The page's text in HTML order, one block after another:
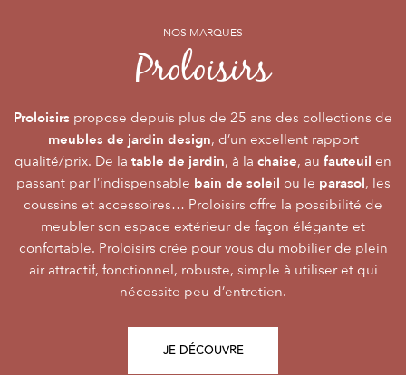
NOS MARQUES
Proloisirs
Proloisirs propose depuis plus de 25 ans des collections de
meubles de jardin design, d’un excellent rapport
qualité/prix. De la table de jardin, à la chaise, au fauteuil en
passant par l’indispensable bain de soleil ou le parasol, les
coussins et accessoires… Proloisirs offre la possibilité de
meubler son espace extérieur de façon élégante et
confortable. Proloisirs crée pour vous du mobilier de plein
air attractif, fonctionnel, robuste, simple à utiliser et qui
nécessite peu d’entretien.
JE DÉCOUVRE
NOS MARQUES
Océoby PROLOISIRS
Océocrée dumobilier Premium, pour vivre l’extérieur avec
raffinement et participer de façon inoubliable aux grandes
émotions de la vie. Le mobilier Océo, de par la qualité de
ses différents matériaux et de sa fabrication, se joue des
frontières d’usage. Voir sonextérieurcomme une pièce à
part entière nécessite du style et le soin des détails.
L’illustration Océo passe par la qualité desplateaux
Trespa® qui équipent en exclusivité de nombreusestables
de jardinpour un plaisir d’usage durable.
JE DÉCOUVRE
NOS MARQUES
Alizéby PROLOISIRS
Alizéest LA marque du mobilier de jardin contemporain
dont la conception et l’accessibilité du prixfont qu’elle
s’adresse au plus grand nombre.
Le mobilier d’extérieur Alizé apporte un souffle bien
agréable empreint de style, fonctionnalité, facilité
d’utilisation, prix, pour des instantsRepas, Salon,Détente
Alizé est créée pour bien vivre dehors, dans la joie, la
modernité, la simplicité, le plaisir d’être ensemble !
JE DÉCOUVRE